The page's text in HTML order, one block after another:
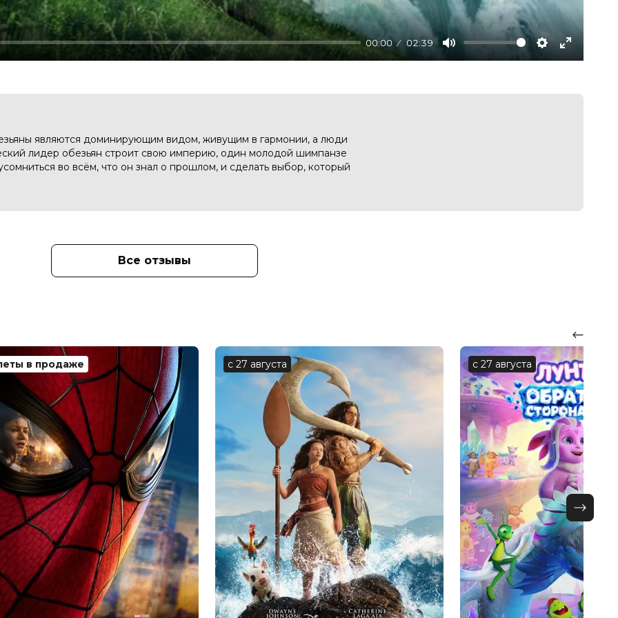
00:00 02:39
Mute Settings
Enter
являются доминирующим видом, живущим в гармонии, а люди
лидер обезьян строит свою империю, один молодой шимпанзе
во всём, что он знал о прошлом, и сделать выбор, который
у нас появился новый арендатор – киноклуб, программы
организаторами акции/мероприятия, арендующими залы
Мэйси, Дичен Лакмэн, Оуэн Тиг,
Лидия Пекхэм, Ика
Джаффа
Тони Дрю
Все отзывы
в продаже с 27 августа с 27 августа